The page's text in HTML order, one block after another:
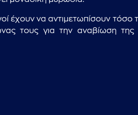
έχουν να αντιμετωπίσουν τόσο
τους για την αναβίωση της